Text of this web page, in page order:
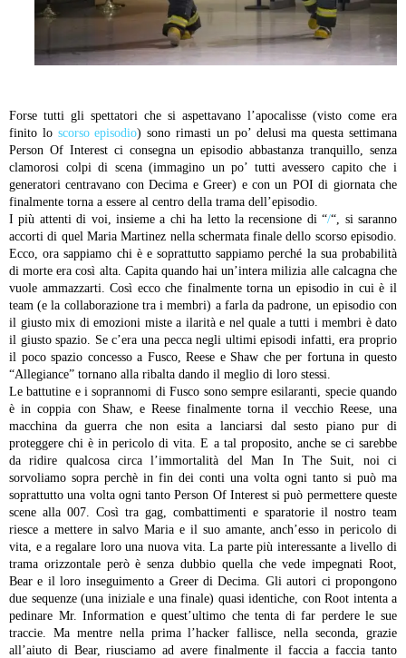
Forse tutti gli spettatori che si aspettavano l’apocalisse (visto come era
finito lo scorso episodio) sono rimasti un po’ delusi ma questa settimana
Person Of Interest ci consegna un episodio abbastanza tranquillo, senza
clamorosi colpi di scena (immagino un po’ tutti avessero capito che i
generatori centravano con Decima e Greer) e con un POI di giornata che
finalmente torna a essere al centro della trama dell’episodio.
I più attenti di voi, insieme a chi ha letto la recensione di “/“, si saranno
accorti di quel Maria Martinez nella schermata finale dello scorso episodio.
Ecco, ora sappiamo chi è e soprattutto sappiamo perché la sua probabilità
di morte era così alta. Capita quando hai un’intera milizia alle calcagna che
vuole ammazzarti. Così ecco che finalmente torna un episodio in cui è il
team (e la collaborazione tra i membri) a farla da padrone, un episodio con
il giusto mix di emozioni miste a ilarità e nel quale a tutti i membri è dato
il giusto spazio. Se c’era una pecca negli ultimi episodi infatti, era proprio
il poco spazio concesso a Fusco, Reese e Shaw che per fortuna in questo
“Allegiance” tornano alla ribalta dando il meglio di loro stessi.
Le battutine e i soprannomi di Fusco sono sempre esilaranti, specie quando
è in coppia con Shaw, e Reese finalmente torna il vecchio Reese, una
macchina da guerra che non esita a lanciarsi dal sesto piano pur di
proteggere chi è in pericolo di vita. E a tal proposito, anche se ci sarebbe
da ridire qualcosa circa l’immortalità del Man In The Suit, noi ci
sorvoliamo sopra perchè in fin dei conti una volta ogni tanto si può ma
soprattutto una volta ogni tanto Person Of Interest si può permettere queste
scene alla 007. Così tra gag, combattimenti e sparatorie il nostro team
riesce a mettere in salvo Maria e il suo amante, anch’esso in pericolo di
vita, e a regalare loro una nuova vita. La parte più interessante a livello di
trama orizzontale però è senza dubbio quella che vede impegnati Root,
Bear e il loro inseguimento a Greer di Decima. Gli autori ci propongono
due sequenze (una iniziale e una finale) quasi identiche, con Root intenta a
pedinare Mr. Information e quest’ultimo che tenta di far perdere le sue
traccie. Ma mentre nella prima l’hacker fallisce, nella seconda, grazie
all’aiuto di Bear, riusciamo ad avere finalmente il faccia a faccia tanto